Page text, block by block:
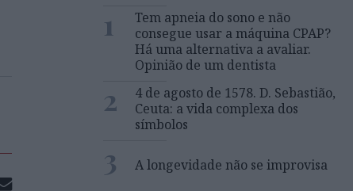
1
Tem apneia do sono e não
consegue usar a máquina CPAP?
Há uma alternativa a avaliar.
Opinião de um dentista
2
4 de agosto de 1578. D. Sebastião,
Ceuta: a vida complexa dos
símbolos
3 A longevidade não se improvisa